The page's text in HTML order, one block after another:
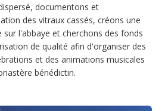
documentons et
des vitraux cassés, créons une
l'abbaye et cherchons des fonds
de qualité afin d'organiser des
et des animations musicales
bénédictin.